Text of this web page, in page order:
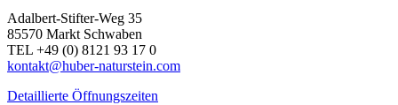
Adalbert-Stifter-Weg 35
85570 Markt Schwaben
TEL +49 (0) 8121 93 17 0
kontakt@huber-naturstein.com
Detaillierte Öffnungszeiten